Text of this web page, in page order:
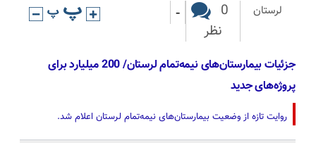
لرستان
0
نظر
-
جزئیات بیمارستان‌های نیمه‌تمام لرستان/ 200 میلیارد برای
پروژه‌های جدید
روایت تازه از وضعیت بیمارستان‌های نیمه‌تمام لرستان اعلام شد.